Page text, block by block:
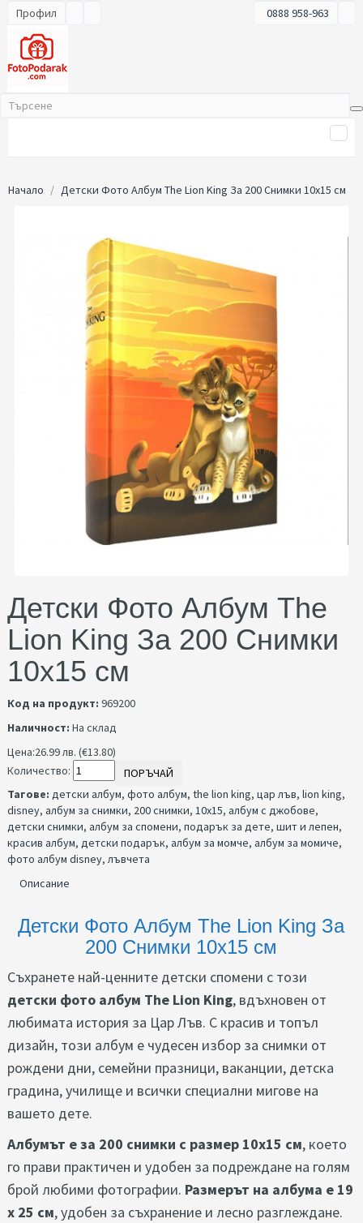
Профил 0888 958-963
Начало Детски Фото Албум The Lion King За 200 Снимки 10x15 см
Детски Фото Албум The
Lion King За 200 Снимки
10x15 см
Код на продукт: 969200
Наличност: На склад
Цена:26.99 лв. (€13.80)
Количество:
ПОРЪЧАЙ
Тагове: детски албум, фото албум, the lion king, цар лъв, lion king,
disney, албум за снимки, 200 снимки, 10x15, албум с джобове,
детски снимки, албум за спомени, подарък за дете, шит и лепен,
красив албум, детски подарък, албум за момче, албум за момиче,
фото албум disney, лъвчета
Описание
Детски Фото Албум The Lion King За
200 Снимки 10x15 см
Съхранете най-ценните детски спомени с този
детски фото албум The Lion King, вдъхновен от
любимата история за Цар Лъв. С красив и топъл
дизайн, този албум е чудесен избор за снимки от
рождени дни, семейни празници, ваканции, детска
градина, училище и всички специални мигове на
вашето дете.
Албумът е за 200 снимки с размер 10x15 см, което
го прави практичен и удобен за подреждане на голям
брой любими фотографии. Размерът на албума е 19
х 25 см, удобен за съхранение и лесно разглеждане.